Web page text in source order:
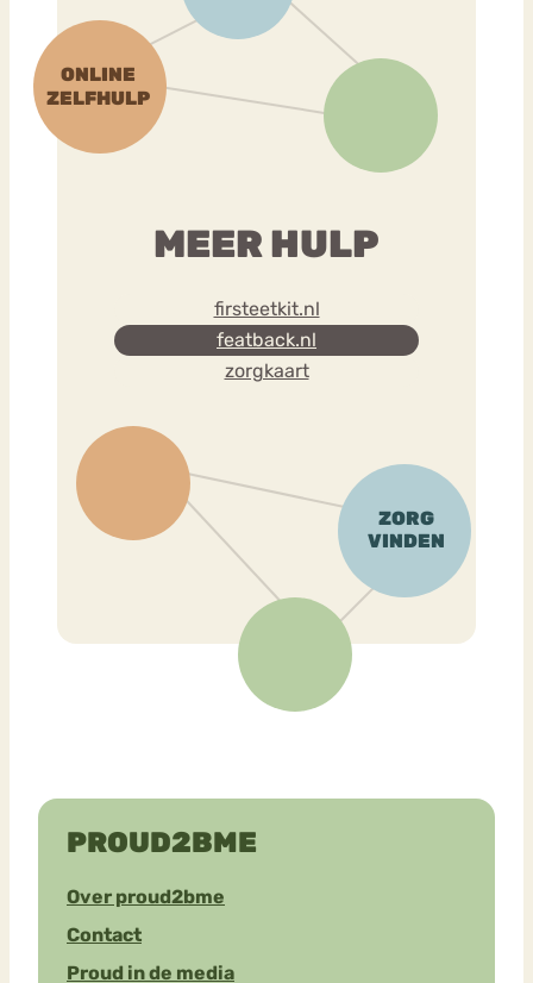
MEER HULP
firsteetkit.nl
featback.nl
zorgkaart
PROUD2BME
Over proud2bme
Contact
Proud in de media